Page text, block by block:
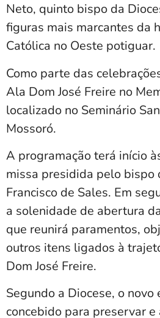
Neto, quinto bispo da
figuras mais marcantes da
Católica no Oeste potiguar.
Como parte das
Ala Dom José Freire no
localizado no Seminário
Mossoró.
A programação terá início
missa presidida pelo bispo
Francisco de Sales. Em
a solenidade de abertura
que reunirá paramentos,
outros itens ligados à
Dom José Freire.
Segundo a Diocese, o novo
concebido para preservar